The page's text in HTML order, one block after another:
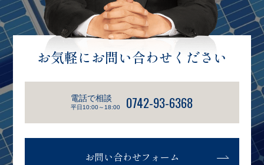
お気軽にお問い合わせください
電話で相談
平日10:00～18:00 0742-93-6368
お問い合わせフォーム